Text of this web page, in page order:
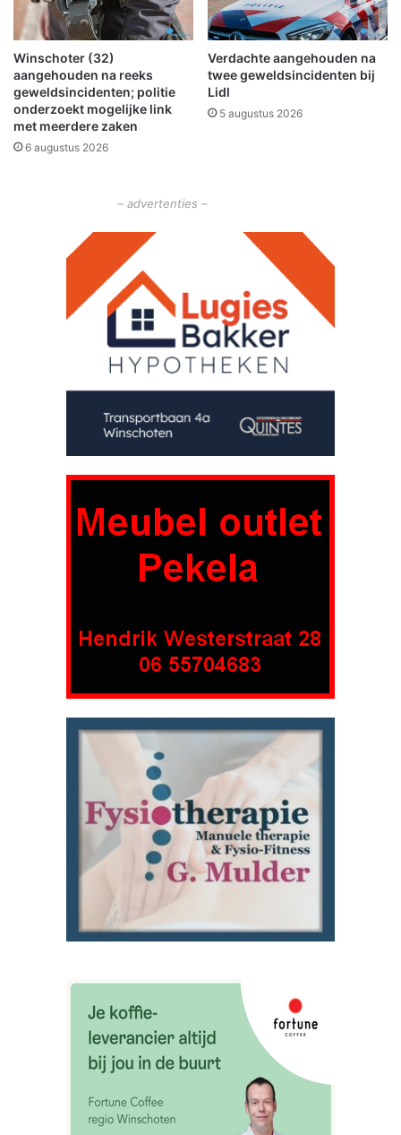
e
e
r
u
n
i
e
Winschoter (32)
aangehouden na reeks
geweldsincidenten; politie
onderzoekt mogelijke link
met meerdere zaken
6 augustus 2026
Verdachte aangehouden na
twee geweldsincidenten bij
Lidl
5 augustus 2026
– advertenties –